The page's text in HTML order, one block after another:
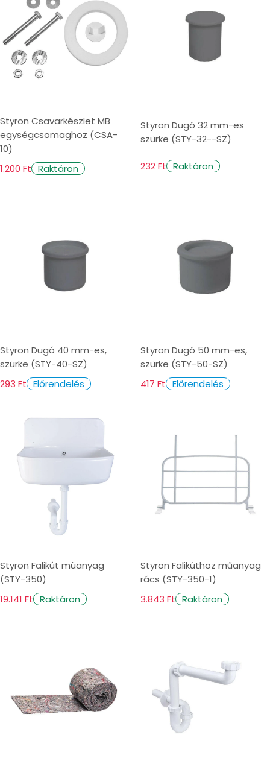
Styron Csavarkészlet MB
egységcsomaghoz (CSA-
10)
1.200 Ft Raktáron
Styron Dugó 32 mm-es
szürke (STY-32--SZ)
232 Ft Raktáron
Styron Dugó 40 mm-es,
szürke (STY-40-SZ)
293 Ft Előrendelés
Styron Dugó 50 mm-es,
szürke (STY-50-SZ)
417 Ft Előrendelés
Styron Falikút müanyag
(STY-350)
19.141 Ft Raktáron
Styron Falikúthoz műanyag
rács (STY-350-1)
3.843 Ft Raktáron